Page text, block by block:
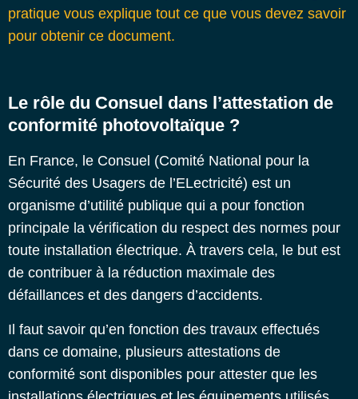
pratique vous explique tout ce que vous devez savoir
pour obtenir ce document.
Le rôle du Consuel dans l’attestation de
conformité photovoltaïque ?
En France, le Consuel (Comité National pour la
Sécurité des Usagers de l’ELectricité) est un
organisme d’utilité publique qui a pour fonction
principale la vérification du respect des normes pour
toute installation électrique. À travers cela, le but est
de contribuer à la réduction maximale des
défaillances et des dangers d’accidents.
Il faut savoir qu’en fonction des travaux effectués
dans ce domaine, plusieurs attestations de
conformité sont disponibles pour attester que les